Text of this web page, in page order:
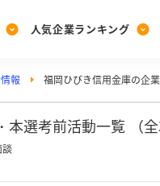
人気企業ランキング
を見る
特集
報 福岡ひびき信用金庫の企
選考前活動一覧 （全
談